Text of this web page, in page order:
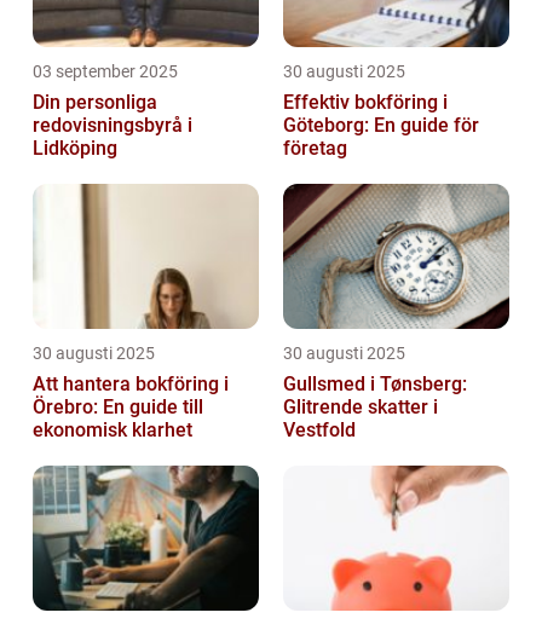
03 september 2025
Din personliga
redovisningsbyrå i
Lidköping
30 augusti 2025
Effektiv bokföring i
Göteborg: En guide för
företag
30 augusti 2025
Att hantera bokföring i
Örebro: En guide till
ekonomisk klarhet
30 augusti 2025
Gullsmed i Tønsberg:
Glitrende skatter i
Vestfold